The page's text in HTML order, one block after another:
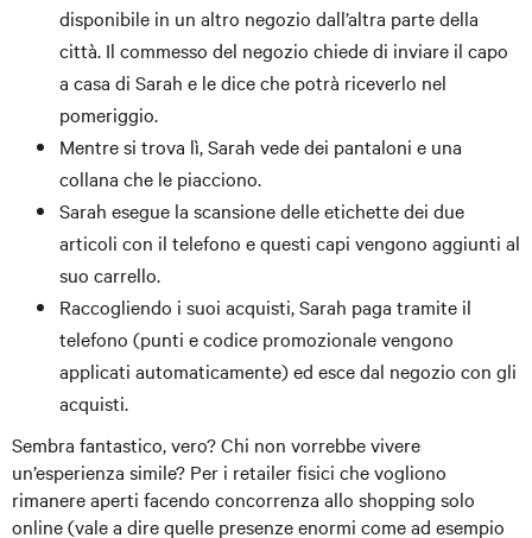
disponibile in un altro negozio dall’altra parte della
città. Il commesso del negozio chiede di inviare il capo
a casa di Sarah e le dice che potrà riceverlo nel
pomeriggio.
Mentre si trova lì, Sarah vede dei pantaloni e una
collana che le piacciono.
Sarah esegue la scansione delle etichette dei due
articoli con il telefono e questi capi vengono aggiunti al
suo carrello.
Raccogliendo i suoi acquisti, Sarah paga tramite il
telefono (punti e codice promozionale vengono
applicati automaticamente) ed esce dal negozio con gli
acquisti.
Sembra fantastico, vero? Chi non vorrebbe vivere
un’esperienza simile? Per i retailer fisici che vogliono
rimanere aperti facendo concorrenza allo shopping solo
online (vale a dire quelle presenze enormi come ad esempio